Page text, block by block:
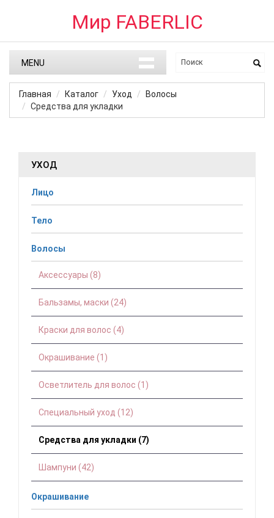
Мир FABERLIC
MENU
Главная Каталог Уход
Волосы
Средства для укладки
УХОД
Лицо
Тело
Волосы
Аксессуары (8)
Бальзамы, маски (24)
Краски для волос (4)
Окрашивание (1)
Осветлитель для волос (1)
Специальный уход (12)
Средства для укладки (7)
Шампуни (42)
Окрашивание